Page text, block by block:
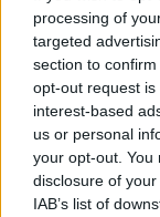
processing of
targeted
section to
opt-out request
interest-based
us or personal
your opt-out. You
disclosure of
IAB’s list of
9
Il
e
9